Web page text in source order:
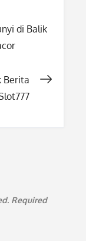
di Balik
Berita
Required